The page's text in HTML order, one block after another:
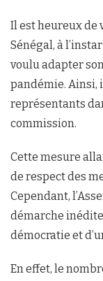
Il est heureux de
Sénégal, à
voulu adapter
pandémie. Ainsi,
représentants
commission.
Cette mesure
de respect des
Cependant,
démarche
démocratie et
En effet, le